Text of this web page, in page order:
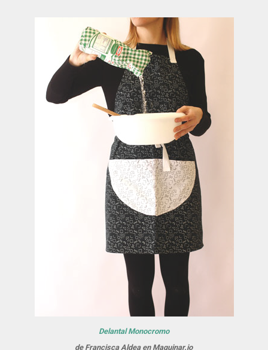
Delantal Monocromo
de Francisca Aldea en Maquinar.io